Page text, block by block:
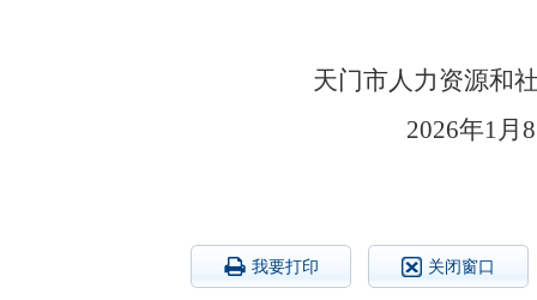
天门市人力资源
2026
我要打印 关闭窗口